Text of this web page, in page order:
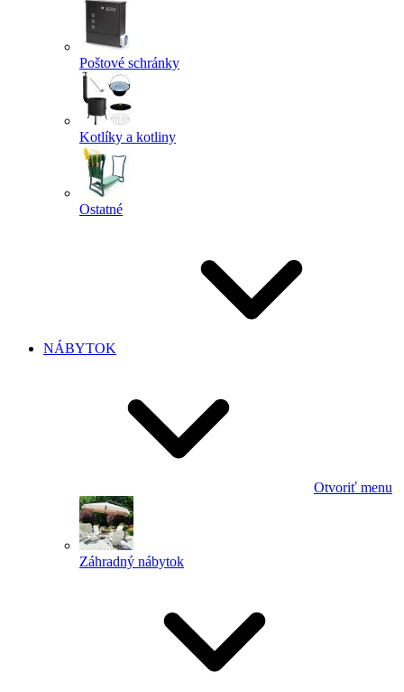
Poštové schránky
Kotlíky a kotliny
Ostatné
NÁBYTOK
Otvoriť menu
Záhradný nábytok